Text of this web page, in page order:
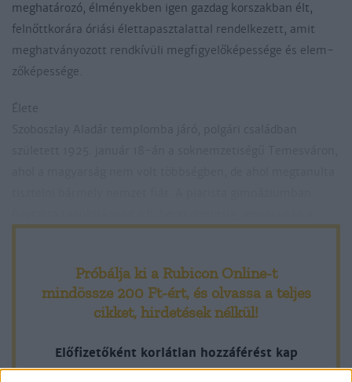
meghatározó, élményekben igen gazdag korszakban élt,
felnőttkorára óriási élettapasztalattal rendelkezett, amit
meghatványozott rendkívüli megfigyelőképessége és elem­
zőképessége.
Élete
Próbálja ki a Rubicon Online-t
mindössze 200 Ft-ért, és olvassa a teljes
cikket, hirdetések nélkül!
Előfizetőként korlátlan hozzáférést kap
minden történelmi tartalmunkhoz: